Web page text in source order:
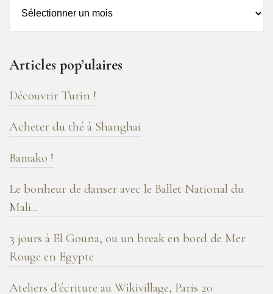
de
blog
!
Articles pop’ulaires
Découvrir Turin !
Acheter du thé à Shanghai
Bamako !
Le bonheur de danser avec le Ballet National du
Mali...
3 jours à El Gouna, ou un break en bord de Mer
Rouge en Egypte
Ateliers d'écriture au Wikivillage, Paris 20